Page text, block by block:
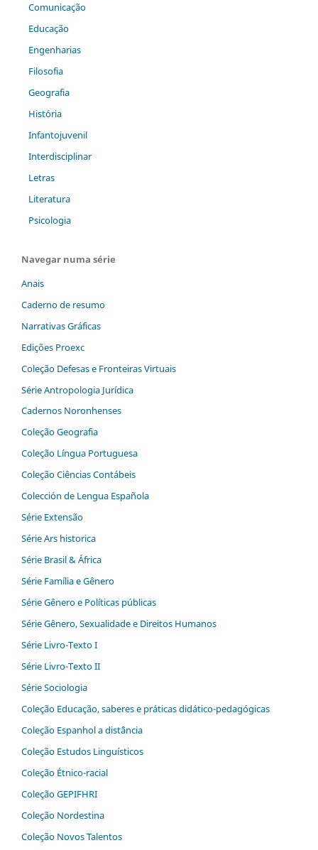
Comunicação
Educação
Engenharias
Filosofia
Geografia
História
Infantojuvenil
Interdisciplinar
Letras
Literatura
Psicologia
Navegar numa série
Anais
Caderno de resumo
Narrativas Gráficas
Edições Proexc
Coleção Defesas e Fronteiras Virtuais
Série Antropologia Jurídica
Cadernos Noronhenses
Coleção Geografia
Coleção Língua Portuguesa
Coleção Ciências Contábeis
Colección de Lengua Española
Série Extensão
Série Ars historica
Série Brasil & África
Série Família e Gênero
Série Gênero e Políticas públicas
Série Gênero, Sexualidade e Direitos Humanos
Série Livro-Texto I
Série Livro-Texto II
Série Sociologia
Coleção Educação, saberes e práticas didático-pedagógicas
Coleção Espanhol a distˆância
Coleção Estudos Linguísticos
Coleção Étnico-racial
Coleção GEPIFHRI
Coleção Nordestina
Coleção Novos Talentos